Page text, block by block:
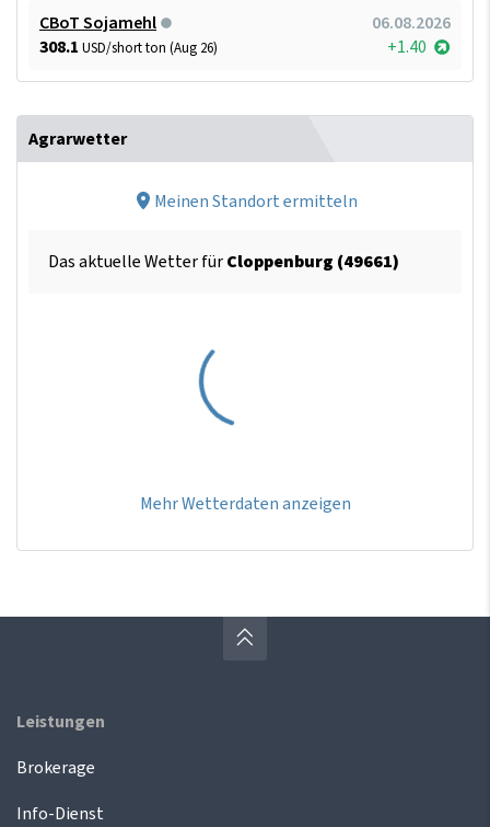
CBoT Sojamehl
06.08.2026
308.1 USD/short ton (Aug 26) +1.40
Agrarwetter
Meinen Standort ermitteln
Das aktuelle Wetter fürCloppenburg (49661)
Mehr Wetterdaten anzeigen
Leistungen
Brokerage
Info-Dienst